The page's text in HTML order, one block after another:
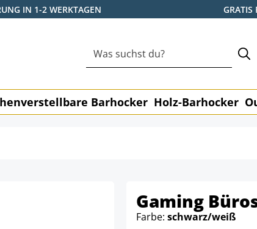
IN 1-2 WERKTAGEN GRATIS
Barhocker Holz-Barhocker
Gaming
Farbe: schwarz/weiß